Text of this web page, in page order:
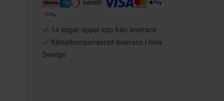
14 dagar öppet köp från leverans
Klimatkompenserad leverans i hela
Sverige